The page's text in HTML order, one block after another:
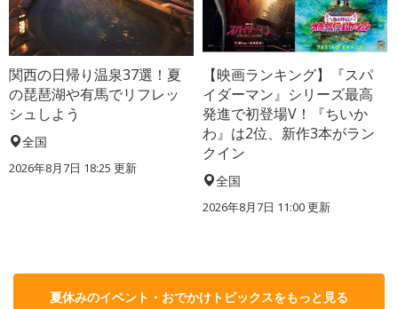
関西の日帰り温泉37選！夏
の琵琶湖や有馬でリフレッ
シュしよう
全国
2026年8月7日 18:25 更新
【映画ランキング】『スパ
イダーマン』シリーズ最高
発進で初登場V！『ちいか
わ』は2位、新作3本がラン
クイン
全国
2026年8月7日 11:00更新
夏休みのイベント・おでかけトピックスをもっと見る